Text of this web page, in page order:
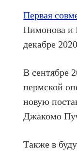
Первая
Пимонова и
декабре
В сентябре
пермской
новую
Джакомо
Также в